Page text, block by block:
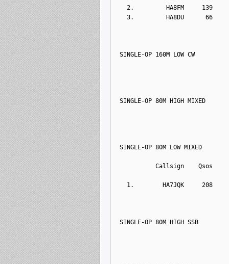
2.         HA8FM     139
3.         HA8DU      66
SINGLE-OP 160M LOW CW
SINGLE-OP 80M HIGH MIXED
SINGLE-OP 80M LOW MIXED
Callsign    Qsos
1.        HA7JQK     208
SINGLE-OP 80M HIGH SSB